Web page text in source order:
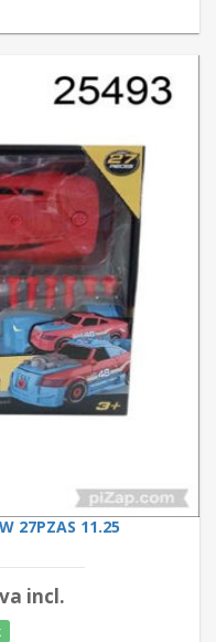
27PZAS 11.25
incl.